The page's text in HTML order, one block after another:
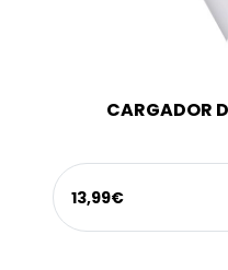
CARGADOR
13,99€